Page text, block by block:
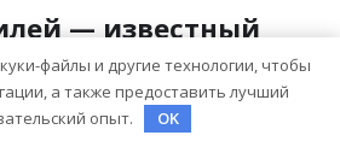
— известный
открытия — краткая
и вклад в
файлы и другие технологии, чтобы
а также предоставить лучший
опыт.
OK